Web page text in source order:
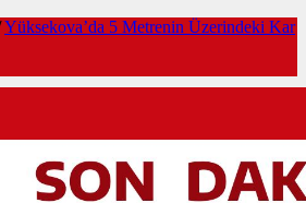
Yüksekova’da 5 Metrenin Üzerindeki Kar